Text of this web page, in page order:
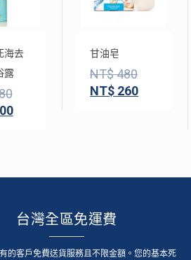
海去
露
甘油皂
NT$480
NT$ 260
台灣全區免運費
的客戶免費送貨服務且不限金額。您的基本死